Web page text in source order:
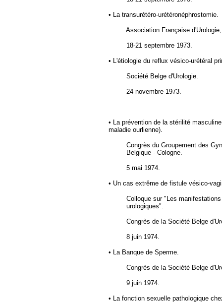
• La transurétéro-urétéronéphrostomie.
Association Française
18-21 septembre 1973.
• L'étiologie du reflux vésico-urétéral
Société Belge d'Urologie.
24 novembre 1973.
• La prévention de la stérilité
maladie ourlienne).
Congrès du Groupement des
Belgique - Cologne.
5 mai 1974.
• Un cas extrême de fistule vésico-
Colloque sur "Les
urologiques".
Congrès de la Société Belge
8 juin 1974.
• La Banque de Sperme.
Congrès de la Société Belge
9 juin 1974.
• La fonction sexuelle pathologique